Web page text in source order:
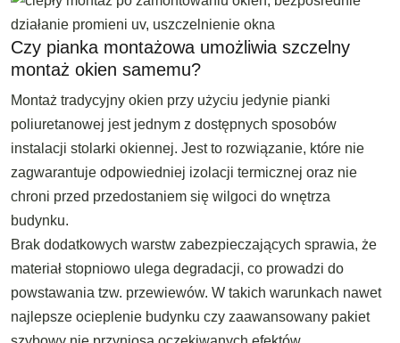
Czy pianka montażowa umożliwia szczelny
montaż okien samemu?
Montaż tradycyjny okien przy użyciu jedynie pianki
poliuretanowej jest jednym z dostępnych sposobów
instalacji stolarki okiennej. Jest to rozwiązanie, które nie
zagwarantuje odpowiedniej izolacji termicznej oraz nie
chroni przed przedostaniem się wilgoci do wnętrza
budynku.
Brak dodatkowych warstw zabezpieczających sprawia, że
materiał stopniowo ulega degradacji, co prowadzi do
powstawania tzw. przewiewów. W takich warunkach nawet
najlepsze ocieplenie budynku czy zaawansowany pakiet